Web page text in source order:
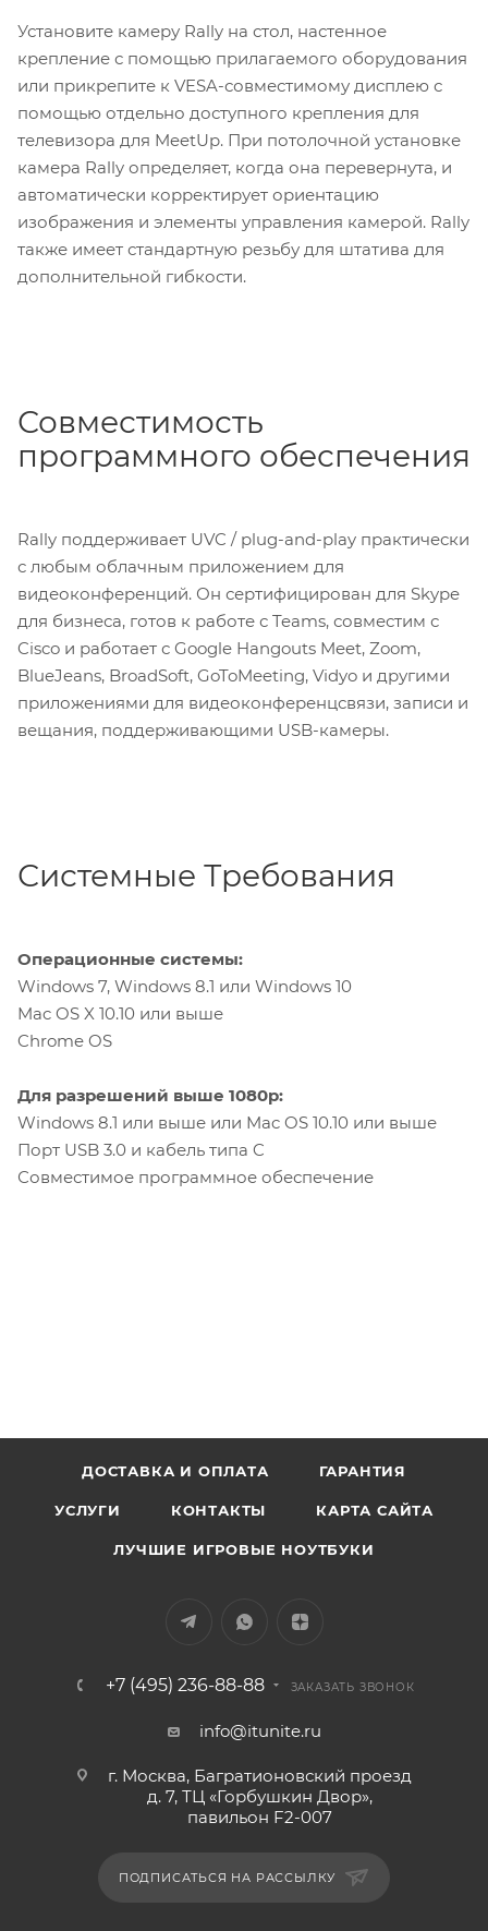
Установите камеру Rally на стол, настенное
крепление с помощью прилагаемого оборудования
или прикрепите к VESA-совместимому дисплею с
помощью отдельно доступного крепления для
телевизора для MeetUp. При потолочной установке
камера Rally определяет, когда она перевернута, и
автоматически корректирует ориентацию
изображения и элементы управления камерой. Rally
также имеет стандартную резьбу для штатива для
дополнительной гибкости.
Совместимость
программного обеспечения
Rally поддерживает UVC / plug-and-play практически
с любым облачным приложением для
видеоконференций. Он сертифицирован для Skype
для бизнеса, готов к работе с Teams, совместим с
Cisco и работает с Google Hangouts Meet, Zoom,
BlueJeans, BroadSoft, GoToMeeting, Vidyo и другими
приложениями для видеоконференцсвязи, записи и
вещания, поддерживающими USB-камеры.
Системные Требования
Операционные системы:
Windows 7, Windows 8.1 или Windows 10
Mac OS X 10.10 или выше
Chrome OS
Для разрешений выше 1080p:
Windows 8.1 или выше или Mac OS 10.10 или выше
Порт USB 3.0 и кабель типа C
Совместимое программное обеспечение
ДОСТАВКА И ОПЛАТА ГАРАНТИЯ
УСЛУГИ КОНТАКТЫ КАРТА САЙТА
ЛУЧШИЕ ИГРОВЫЕ НОУТБУКИ
+7 (495) 236-88-88 ЗАКАЗАТЬ ЗВОНОК
info@itunite.ru
г. Москва, Багратионовский проезд
д. 7, ТЦ «Горбушкин Двор»,
павильон F2-007
ПОДПИСАТЬСЯ НА РАССЫЛКУ